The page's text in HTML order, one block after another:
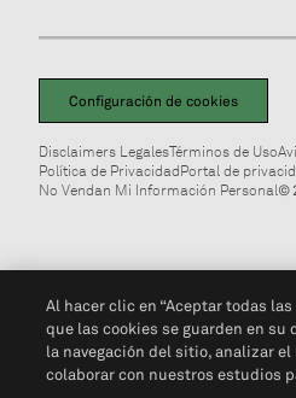
Configuración de cookies
Disclaimers LegalesTérminos de Uso
Política de PrivacidadPortal de
No Vendan Mi Información Personal©
Al hacer clic en “Aceptar todas
que las cookies se guarden en
la navegación del sitio, analizar el
colaborar con nuestros estudios